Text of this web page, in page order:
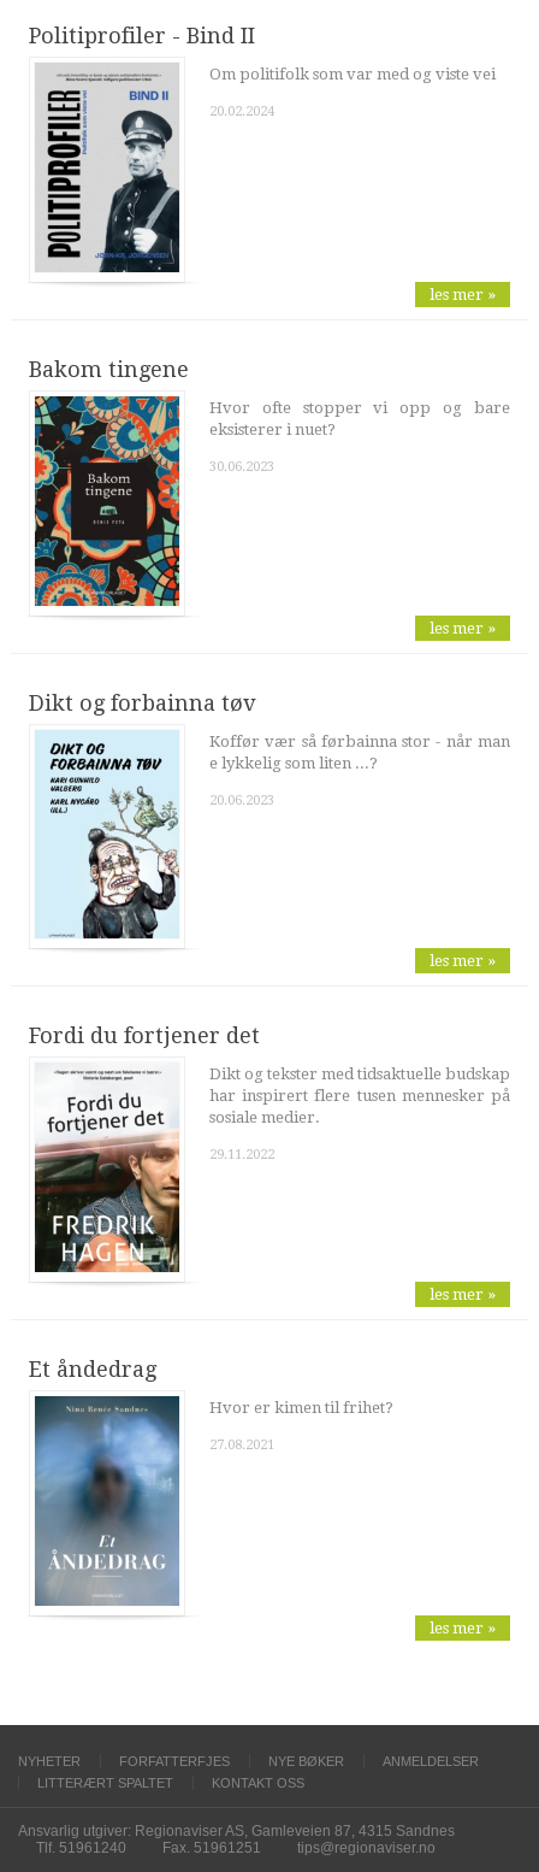
Politiprofiler - Bind II
Om politifolk som var med og viste vei
20.02.2024
les mer »
Bakom tingene
Hvor ofte stopper vi opp og bare
eksisterer i nuet?
30.06.2023
les mer »
Dikt og forbainna tøv
Koffør vær så førbainna stor - når man
e lykkelig som liten ...?
20.06.2023
les mer »
Fordi du fortjener det
Dikt og tekster med tidsaktuelle budskap
har inspirert flere tusen mennesker på
sosiale medier.
29.11.2022
les mer »
Et åndedrag
Hvor er kimen til frihet?
27.08.2021
les mer »
NYHETER FORFATTERFJES NYE BØKER
ANMELDELSER
LITTERÆRT SPALTET
KONTAKT OSS
Ansvarlig utgiver: Regionaviser AS, Gamleveien 87, 4315 Sandnes
Tlf. 51961240
Fax. 51961251 tips@regionaviser.no